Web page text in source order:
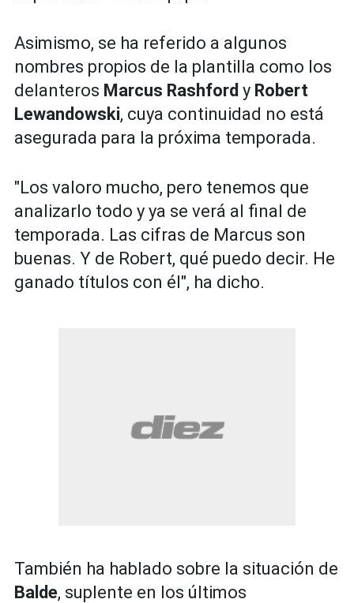
Asimismo, se ha referido a algunos
nombres propios de la plantilla como los
delanteros Marcus Rashford y Robert
Lewandowski, cuya continuidad no está
asegurada para la próxima temporada.
"Los valoro mucho, pero tenemos que
analizarlo todo y ya se verá al final de
temporada. Las cifras de Marcus son
buenas. Y de Robert, qué puedo decir. He
ganado títulos con él", ha dicho.
También ha hablado sobre la situación de
Balde, suplente en los últimos